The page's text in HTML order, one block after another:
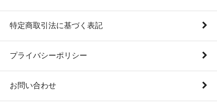
特定商取引法に基づく表記
プライバシーポリシー
お問い合わせ